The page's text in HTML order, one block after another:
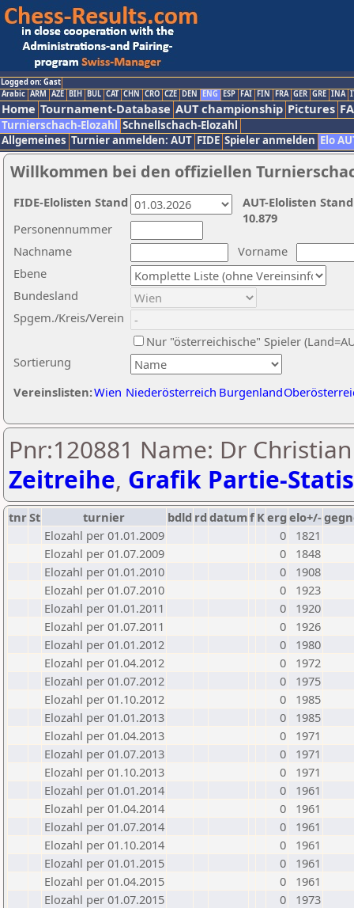
Logged on: Gast
Arabic ARM AZE BIH BUL CAT CHN CRO CZE DEN ENG ESP FAI FIN FRA GER GRE INA
Home Tournament-Database AUT championship Pictures
Turnierschach-Elozahl Schnellschach-Elozahl
Allgemeines Turnier anmelden: AUT FIDE Spieler anmelden Elo
Willkommen bei den offiziellen
Nachname
Vorname
Ebene
Sortierung
Personennummer
Bundesland
Spgem./Kreis/Verein
Nur "österreichische" Spieler
Vereinslisten:Wien Niederösterreich Burgenland
AUT-Elolisten
10.879
FIDE-Elolisten Stand
Pnr:120881 Name: Dr
Zeitreihe, Grafik Partie-
tnrSt turnier bdld rd datumf Kerg elo+/-
Elozahl per 01.01.2009
0
1821
Elozahl per 01.07.2009
0
1848
Elozahl per 01.01.2010
0
1908
Elozahl per 01.07.2010
0
1923
Elozahl per 01.01.2011
0
1920
Elozahl per 01.07.2011
0
1926
Elozahl per 01.01.2012
0
1980
Elozahl per 01.04.2012
0
1972
Elozahl per 01.07.2012
0
1975
Elozahl per 01.10.2012
0
1985
Elozahl per 01.01.2013
0
1985
Elozahl per 01.04.2013
0
1971
Elozahl per 01.07.2013
0
1971
Elozahl per 01.10.2013
0
1971
Elozahl per 01.01.2014
0
1961
Elozahl per 01.04.2014
0
1961
Elozahl per 01.07.2014
0
1961
Elozahl per 01.10.2014
0
1961
Elozahl per 01.01.2015
0
1961
Elozahl per 01.04.2015
0
1961
Elozahl per 01.07.2015
0
1973